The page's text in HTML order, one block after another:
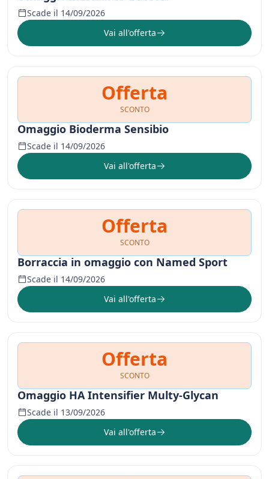
Scade il 14/09/2026
Vai all'offerta
Offerta
SCONTO
Omaggio Bioderma Sensibio
Scade il 14/09/2026
Vai all'offerta
Offerta
SCONTO
Borraccia in omaggio con Named Sport
Scade il 14/09/2026
Vai all'offerta
Offerta
SCONTO
Omaggio HA Intensifier Multy-Glycan
Scade il 13/09/2026
Vai all'offerta